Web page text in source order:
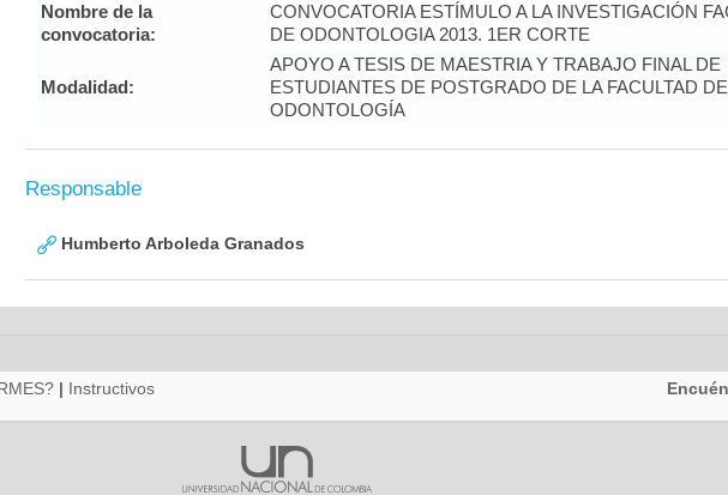
Nombre de la
convocatoria:
CONVOCATORIA ESTÍMULO A LA INVESTIGACIÓN
DE ODONTOLOGIA 2013. 1ER CORTE
Modalidad:
APOYO A TESIS DE MAESTRIA Y TRABAJO FINAL DE
ESTUDIANTES DE POSTGRADO DE LA FACULTAD DE
ODONTOLOGÍA
Responsable
Humberto Arboleda Granados
| Instructivos